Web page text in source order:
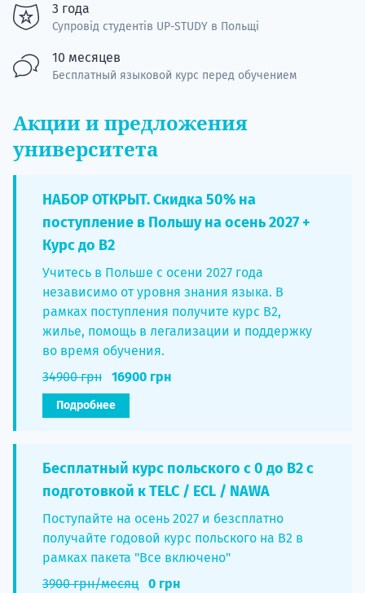
3 года
Супровід студентів UP-STUDY в Польщі
10 месяцев
Бесплатный языковой курс перед обучением
Акции и предложения
университета
НАБОР ОТКРЫТ. Скидка 50% на
поступление в Польшу на осень 2027 +
Курс до B2
Учитесь в Польше с осени 2027 года
независимо от уровня знания языка. В
рамках поступления получите курс B2,
жилье, помощь в легализации и поддержку
во время обучения.
34900 грн
16900 грн
Подробнее
Бесплатный курс польского с 0 до B2 с
подготовкой к TELC / ECL / NAWA
Поступайте на осень 2027 и безсплатно
получайте годовой курс польского на B2 в
рамках пакета "Все включено"
3900 грн/месяц
0 грн